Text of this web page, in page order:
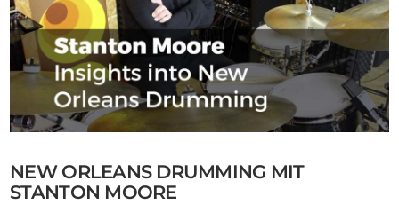
NEW ORLEANS DRUMMING MIT
STANTON MOORE